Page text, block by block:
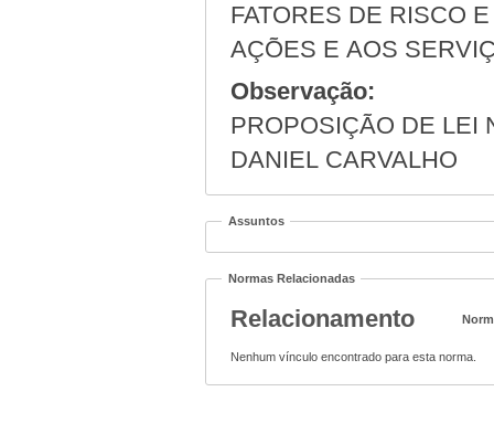
FATORES DE RISCO
AÇÕES E AOS
Observação:
PROPOSIÇÃO DE LEI
DANIEL CARVALHO
Assuntos
Normas Relacionadas
Relacionamento
Nenhum vínculo encontrado para esta norma.